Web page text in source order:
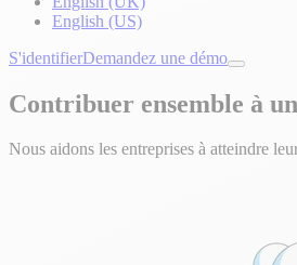
English (US)
S'identifierDemandez une démo
Contribuer ensemble à
Nous aidons les entreprises à atteindre